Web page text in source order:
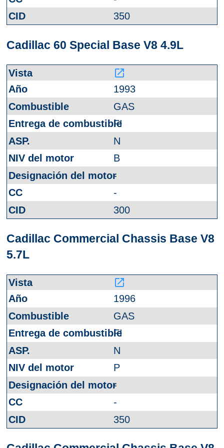
350
Cadillac 60 Special Base V8 4.9L
launch
1993
GAS
FI
N
B
-
-
300
Cadillac Commercial Chassis Base V8
5.7L
launch
1996
GAS
FI
N
P
-
-
350